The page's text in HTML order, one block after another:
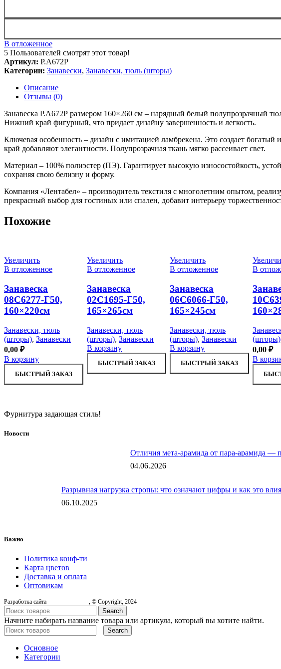
В отложенное
5 Пользователей смотрят этот товар!
Артикул: Р.А672Р
Категории: Занавески, Занавески, тюль (шторы)
Описание
Отзывы (0)
Занавеска Р.А672Р размером 160×260 см – нарядный белый полупрозрачный
Нижний край фигурный, что придает дизайну завершенность и легкость.
Ключевая особенность – дизайн с имитацией ламбрекена. Это создает
край добавляют элегантности. Полупрозрачная ткань мягко рассеивает свет.
Материал – 100% полиэстер (ПЭ). Гарантирует высокую износостойкость,
сохраняя свою белизну и форму.
Компания «Лентабел» – производитель текстиля с многолетним опытом,
прекрасный выбор для гостиных или спален, добавит интерьеру
Похожие
Увеличить
В отложенное
Занавеска
08С6277-Г50,
160×220см
Занавески, тюль
(шторы), Занавески
0,00 ₽
В корзину
БЫСТРЫЙ ЗАКАЗ
Увеличить
В отложенное
Занавеска
02С1695-Г50,
165×265см
Занавески, тюль
(шторы), Занавески
В корзину
БЫСТРЫЙ ЗАКАЗ
Увеличить
В отложенное
Занавеска
06С6066-Г50,
165×245см
Занавески, тюль
(шторы), Занавески
В корзину
БЫСТРЫЙ ЗАКАЗ
В
(шторы)
0,00 ₽
В
Фурнитура задающая стиль!
Новости
Отличия мета-арамида от пара-арамида —
04.06.2026
Разрывная нагрузка стропы: что означают цифры и как это
06.10.2025
Важно
Политика конф-ти
Карта цветов
Доставка и оплата
Оптовикам
Разработка сайта , © Copyright, 2024
Search
Начните набирать название товара или артикула, который вы хотите найти.
Search
Основное
Категории